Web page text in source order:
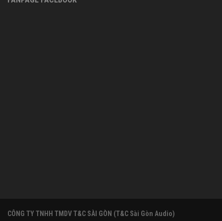
CÔNG TY TNHH TMDV T&C SÀI GÒN (T&C Sài Gòn Audio)